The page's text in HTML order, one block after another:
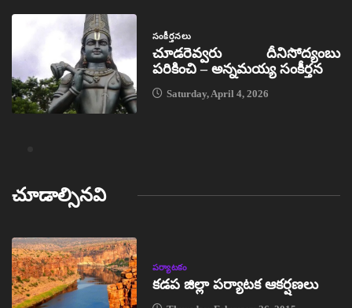
సంకీర్తనలు
చూడరెవ్వరు దీనిసోద్యంబు
పరికించి – అన్నమయ్య సంకీర్తన
Saturday, April 4, 2026
చూడాల్సినవి
పర్యాటకం
కడప జిల్లా పర్యాటక ఆకర్షణలు